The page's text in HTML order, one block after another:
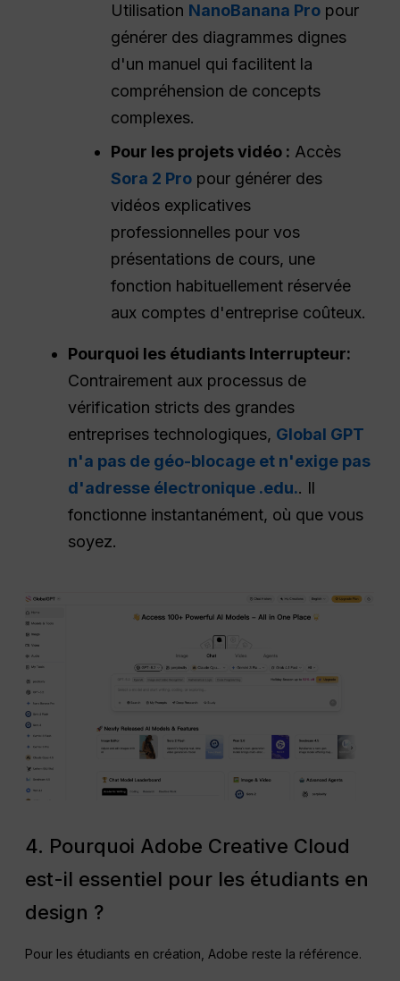
Utilisation NanoBanana Pro pour
générer des diagrammes dignes
d'un manuel qui facilitent la
compréhension de concepts
complexes.
Pour les projets vidéo : Accès
Sora 2 Pro pour générer des
vidéos explicatives
professionnelles pour vos
présentations de cours, une
fonction habituellement réservée
aux comptes d'entreprise coûteux.
Pourquoi les étudiants Interrupteur:
Contrairement aux processus de
vérification stricts des grandes
entreprises technologiques, Global GPT
n'a pas de géo-blocage et n'exige pas
d'adresse électronique .edu.. Il
fonctionne instantanément, où que vous
soyez.
4. Pourquoi Adobe Creative Cloud
est-il essentiel pour les étudiants en
design ?
Pour les étudiants en création, Adobe reste la référence.